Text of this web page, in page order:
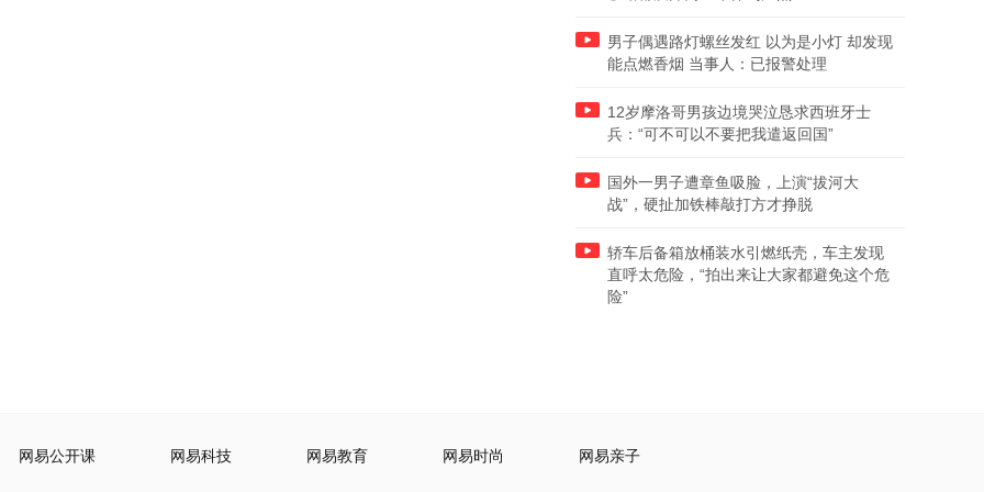
男子偶遇路灯螺丝发红 以为是小灯 却发现
能点燃香烟 当事人：已报警处理
12岁摩洛哥男孩边境哭泣恳求西班牙士
兵：“可不可以不要把我遣返回国”
国外一男子遭章鱼吸脸，上演“拔河大
战”，硬扯加铁棒敲打方才挣脱
轿车后备箱放桶装水引燃纸壳，车主发现
直呼太危险，“拍出来让大家都避免这个危
险”
网易公开课 网易科技 网易教育 网易时尚 网易亲子